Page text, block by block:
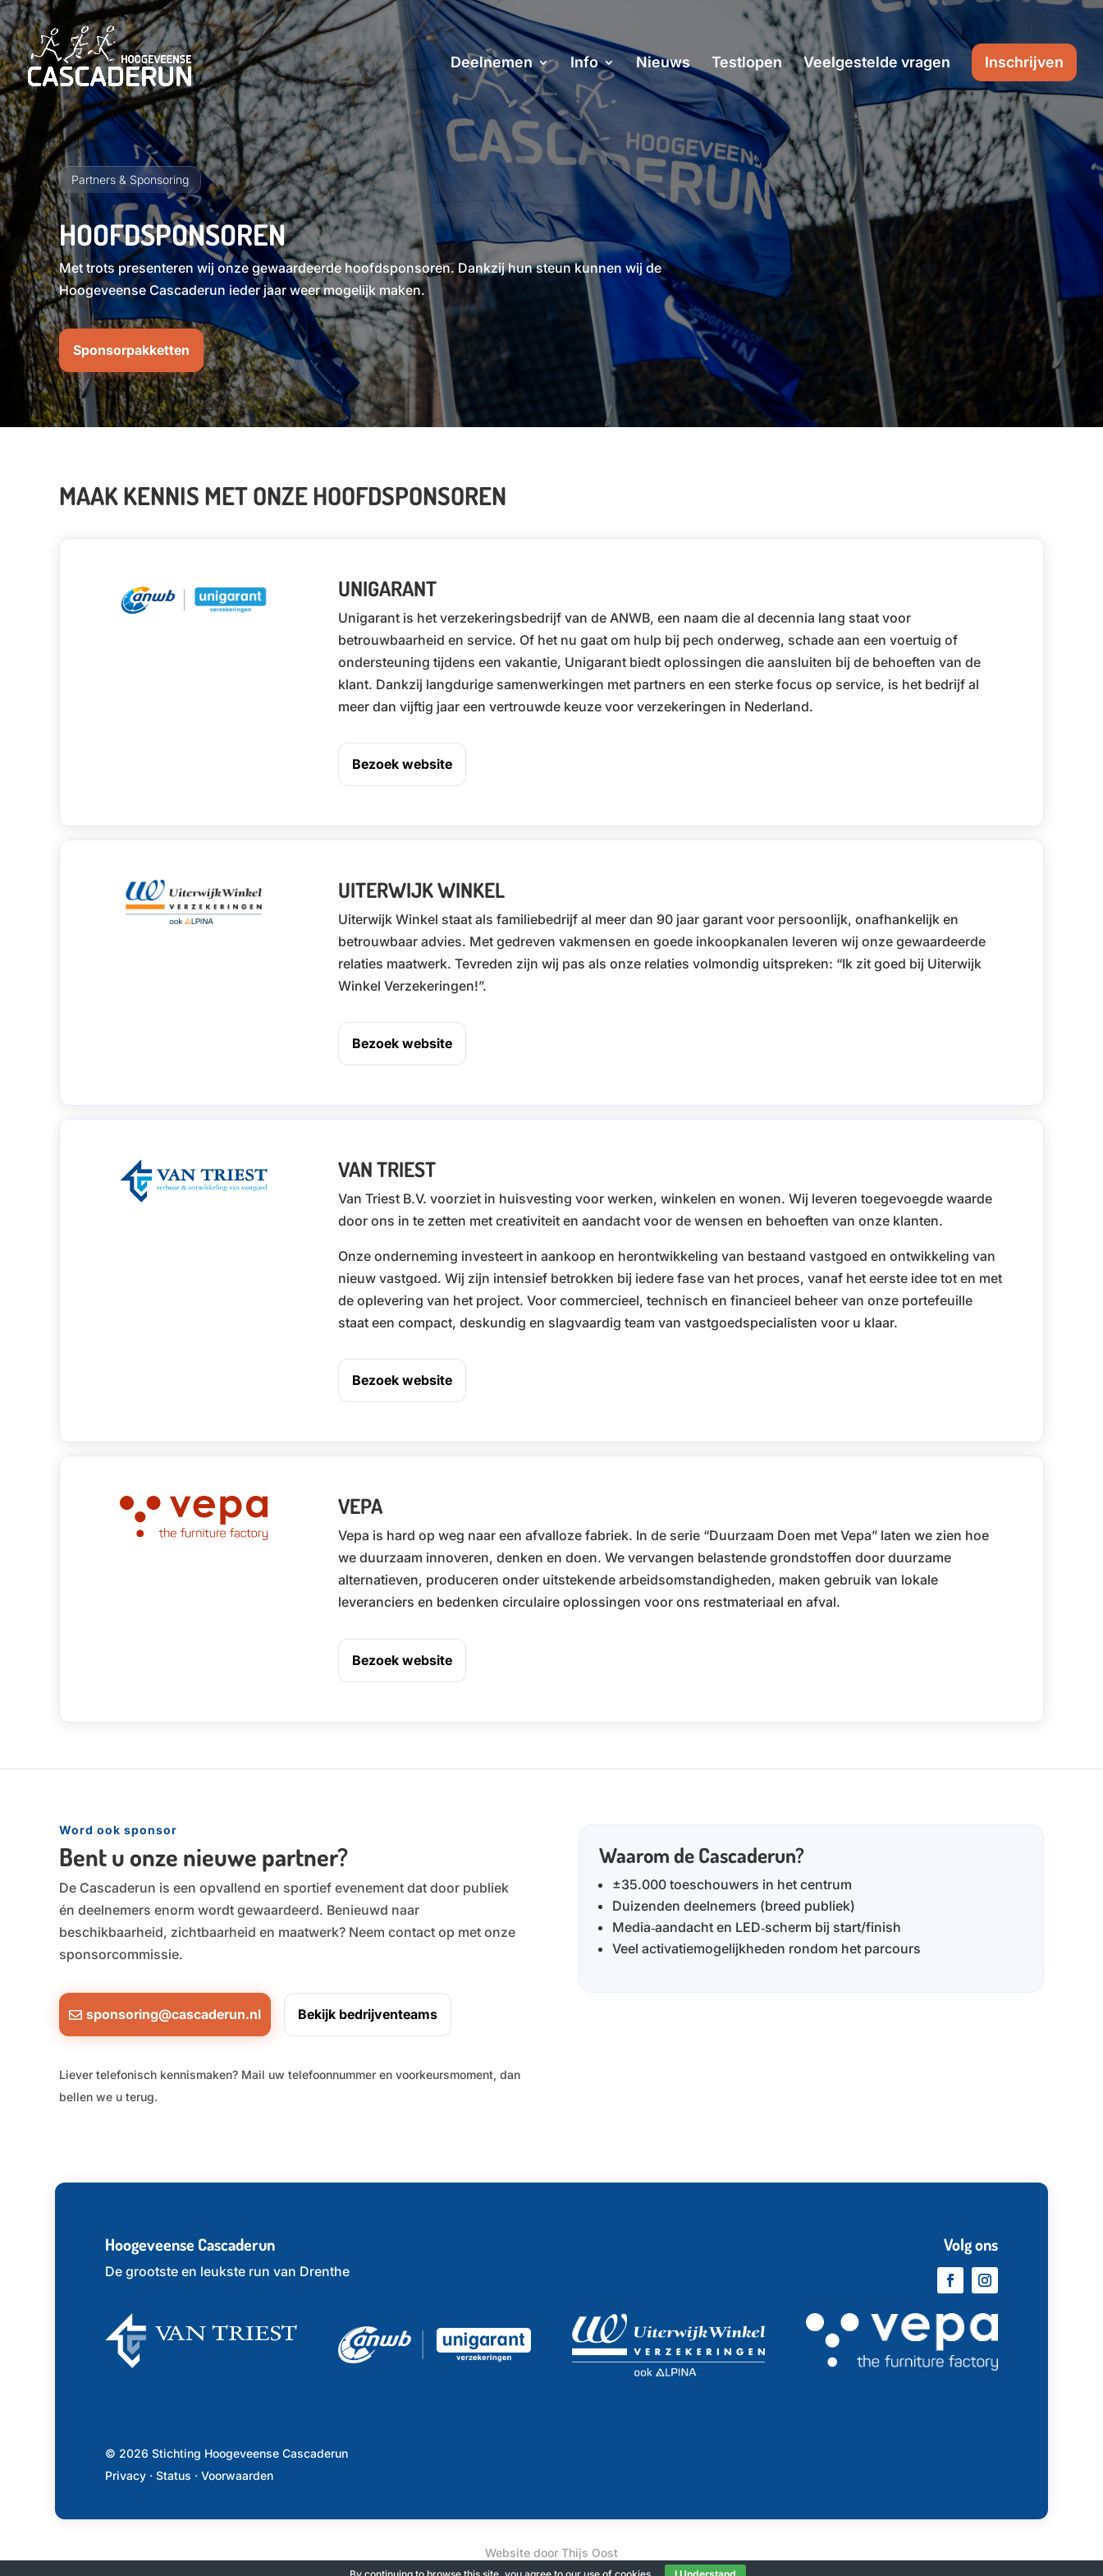
Deelnemen Info Nieuws Testlopen Veelgestelde vragen Inschrijven
Partners & Sponsoring
HOOFDSPONSOREN
Met trots presenteren wij onze gewaardeerde hoofdsponsoren. Dankzij hun steun kunnen wij de
Hoogeveense Cascaderun ieder jaar weer mogelijk maken.
Sponsorpakketten
MAAK KENNIS MET ONZE HOOFDSPONSOREN
UNIGARANT
Unigarant is het verzekeringsbedrijf van de ANWB, een naam die al decennia lang staat voor
betrouwbaarheid en service. Of het nu gaat om hulp bij pech onderweg, schade aan een voertuig of
ondersteuning tijdens een vakantie, Unigarant biedt oplossingen die aansluiten bij de behoeften van de
klant. Dankzij langdurige samenwerkingen met partners en een sterke focus op service, is het bedrijf al
meer dan vijftig jaar een vertrouwde keuze voor verzekeringen in Nederland.
Bezoek website
UITERWIJK WINKEL
Uiterwijk Winkel staat als familiebedrijf al meer dan 90 jaar garant voor persoonlijk, onafhankelijk en
betrouwbaar advies. Met gedreven vakmensen en goede inkoopkanalen leveren wij onze gewaardeerde
relaties maatwerk. Tevreden zijn wij pas als onze relaties volmondig uitspreken: “Ik zit goed bij Uiterwijk
Winkel Verzekeringen!”.
Bezoek website
VAN TRIEST
Van Triest B.V. voorziet in huisvesting voor werken, winkelen en wonen. Wij leveren toegevoegde waarde
door ons in te zetten met creativiteit en aandacht voor de wensen en behoeften van onze klanten.
Onze onderneming investeert in aankoop en herontwikkeling van bestaand vastgoed en ontwikkeling van
nieuw vastgoed. Wij zijn intensief betrokken bij iedere fase van het proces, vanaf het eerste idee tot en met
de oplevering van het project. Voor commercieel, technisch en financieel beheer van onze portefeuille
staat een compact, deskundig en slagvaardig team van vastgoedspecialisten voor u klaar.
Bezoek website
VEPA
Vepa is hard op weg naar een afvalloze fabriek. In de serie “Duurzaam Doen met Vepa” laten we zien hoe
we duurzaam innoveren, denken en doen. We vervangen belastende grondstoffen door duurzame
alternatieven, produceren onder uitstekende arbeidsomstandigheden, maken gebruik van lokale
leveranciers en bedenken circulaire oplossingen voor ons restmateriaal en afval.
Bezoek website
Word ook sponsor
Bent u onze nieuwe partner?
De Cascaderun is een opvallend en sportief evenement dat door publiek
én deelnemers enorm wordt gewaardeerd. Benieuwd naar
beschikbaarheid, zichtbaarheid en maatwerk? Neem contact op met onze
sponsorcommissie.
sponsoring@cascaderun.nl Bekijk bedrijventeams
Liever telefonisch kennismaken? Mail uw telefoonnummer en voorkeursmoment, dan
bellen we u terug.
Waarom de Cascaderun?
±35.000 toeschouwers in het centrum
Duizenden deelnemers (breed publiek)
Media‑aandacht en LED‑scherm bij start/finish
Veel activatiemogelijkheden rondom het parcours
Hoogeveense Cascaderun
De grootste en leukste run van Drenthe
Volg ons
© 2026 Stichting Hoogeveense Cascaderun
Privacy· Status · Voorwaarden
Website door Thijs Oost